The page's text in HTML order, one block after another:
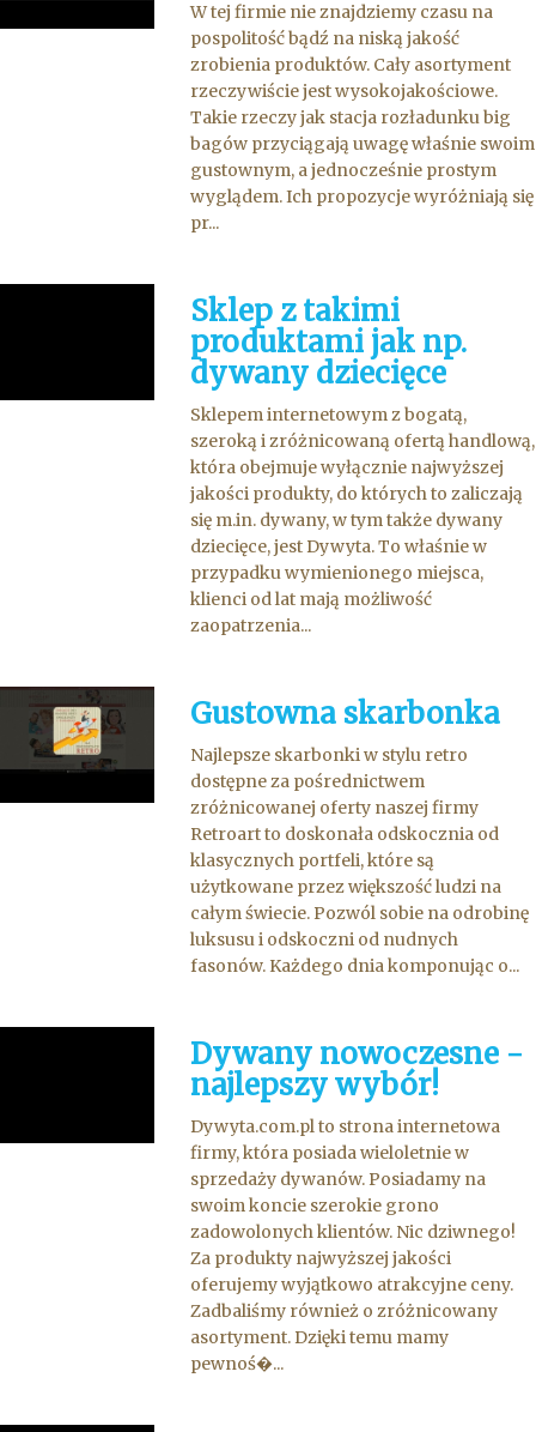
W tej firmie nie znajdziemy czasu na
pospolitość bądź na niską jakość
zrobienia produktów. Cały asortyment
rzeczywiście jest wysokojakościowe.
Takie rzeczy jak stacja rozładunku big
bagów przyciągają uwagę właśnie swoim
gustownym, a jednocześnie prostym
wyglądem. Ich propozycje wyróżniają się
pr...
Sklep z takimi
produktami jak np.
dywany dziecięce
Sklepem internetowym z bogatą,
szeroką i zróżnicowaną ofertą handlową,
która obejmuje wyłącznie najwyższej
jakości produkty, do których to zaliczają
się m.in. dywany, w tym także dywany
dziecięce, jest Dywyta. To właśnie w
przypadku wymienionego miejsca,
klienci od lat mają możliwość
zaopatrzenia...
Gustowna skarbonka
Najlepsze skarbonki w stylu retro
dostępne za pośrednictwem
zróżnicowanej oferty naszej firmy
Retroart to doskonała odskocznia od
klasycznych portfeli, które są
użytkowane przez większość ludzi na
całym świecie. Pozwól sobie na odrobinę
luksusu i odskoczni od nudnych
fasonów. Każdego dnia komponując o...
Dywany nowoczesne -
najlepszy wybór!
Dywyta.com.pl to strona internetowa
firmy, która posiada wieloletnie w
sprzedaży dywanów. Posiadamy na
swoim koncie szerokie grono
zadowolonych klientów. Nic dziwnego!
Za produkty najwyższej jakości
oferujemy wyjątkowo atrakcyjne ceny.
Zadbaliśmy również o zróżnicowany
asortyment. Dzięki temu mamy
pewnoś�...